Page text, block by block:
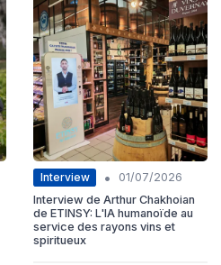
Interview •
01/07/2026
Interview de Arthur Chakhoian
de ETINSY: L'IA humanoïde au
service des rayons vins et
spiritueux